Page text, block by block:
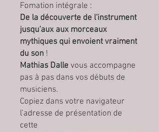
Fomation intégrale :
De la découverte de l'instrument
jusqu'aux aux morceaux
mythiques qui envoient vraiment
du son !
Mathias Dalle vous accompagne
pas à pas dans vos débuts de
musiciens.
Copiez dans votre navigateur
l'adresse de présentation de
cette